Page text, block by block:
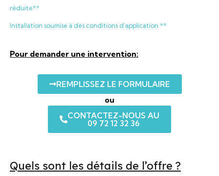
réduite**
Installation soumise à des conditions d’application **
Pour demander une intervention:
REMPLISSEZ LE FORMULAIRE
ou
CONTACTEZ-NOUS AU
09 72 12 32 36
Quels sont les détails de l’offre ?